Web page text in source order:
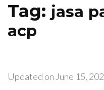
Tag: jasa
acp
Updated on June 15,